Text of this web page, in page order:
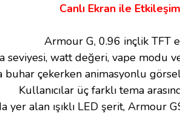
Canlı Ekran ile
Armour G, 0.96 inçlik TFT
seviyesi, watt değeri, vape modu
buhar çekerken animasyonlu
Kullanıcılar üç farklı tema
yer alan ışıklı LED şerit,